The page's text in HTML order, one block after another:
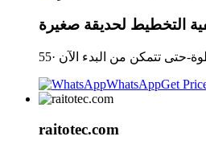
التخطيط لحديقة صغيرة
WhatsAppGet
raitotec.com